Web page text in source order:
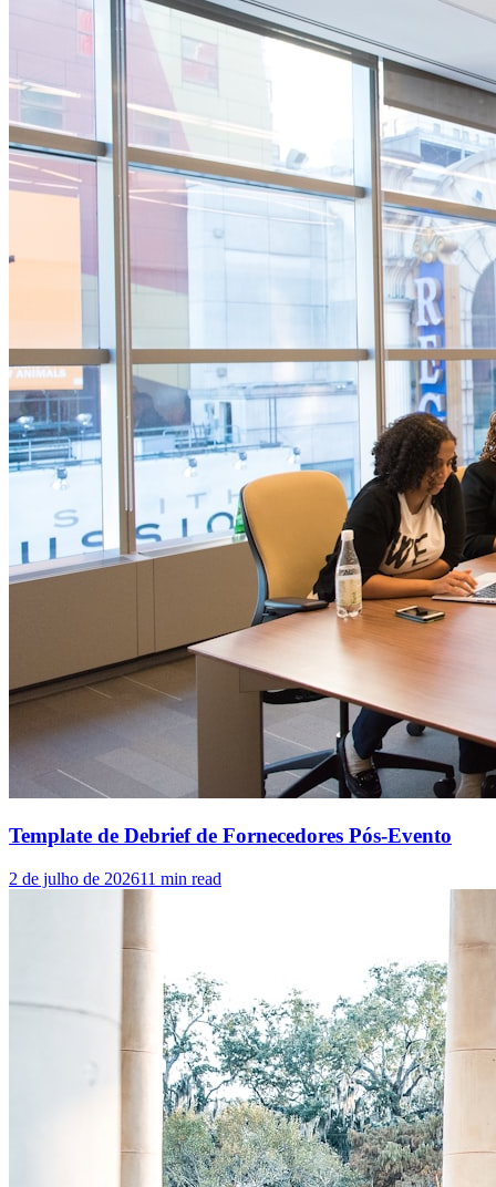
Template de Debrief de Fornecedores Pós-Evento
2 de julho de 202611 min read